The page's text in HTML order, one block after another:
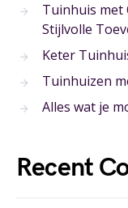
Tuinhuis met
Stijlvolle
Keter
Tuinhuizen
Alles wat je
Recent